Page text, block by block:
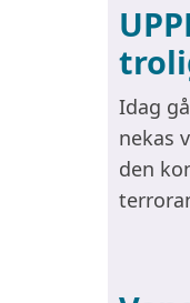
Idag
nekas
den